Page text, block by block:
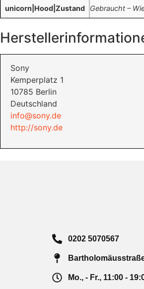
unicorn|Hood|Zustand Gebraucht –
Sony
Kemperplatz 1
10785 Berlin
Deutschland
info@sony.de
http://sony.de
0202 5070567
Mo., - Fr., 11:00 -